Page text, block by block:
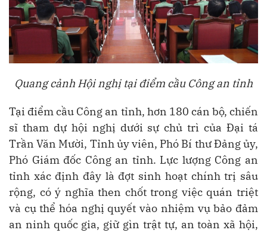
Quang cảnh Hội nghị tại điểm cầu Công an tỉnh
Tại điểm cầu Công an tỉnh, hơn 180 cán bộ, chiến
sĩ tham dự hội nghị dưới sự chủ trì của Đại tá
Trần Văn Mười, Tỉnh ủy viên, Phó Bí thư Đảng ủy,
Phó Giám đốc Công an tỉnh. Lực lượng Công an
tỉnh xác định đây là đợt sinh hoạt chính trị sâu
rộng, có ý nghĩa then chốt trong việc quán triệt
và cụ thể hóa nghị quyết vào nhiệm vụ bảo đảm
an ninh quốc gia, giữ gìn trật tự, an toàn xã hội,